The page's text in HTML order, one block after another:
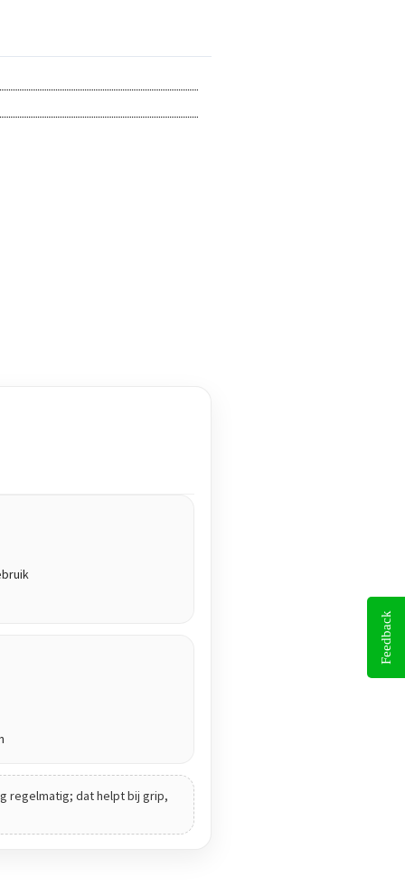
regelmatig; dat helpt bij grip,
Feedback